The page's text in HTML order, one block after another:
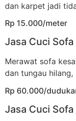
dan karpet jadi
Rp 15.000/meter
Jasa Cuci Sofa
Merawat sofa
dan tungau
Rp 60.000/
Jasa Cuci Sofa